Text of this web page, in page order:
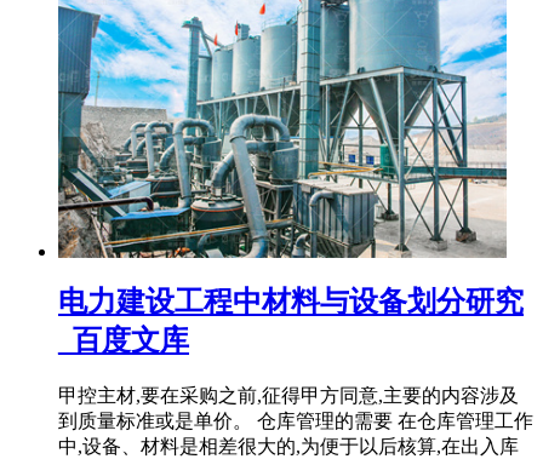
电力建设工程中材料与设备划分研究
_百度文库
甲控主材,要在采购之前,征得甲方同意,主要的内容涉及
到质量标准或是单价。 仓库管理的需要 在仓库管理工作
中,设备、材料是相差很大的,为便于以后核算,在出入库